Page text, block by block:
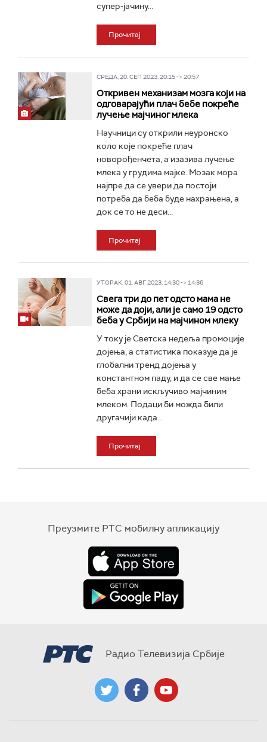
супер-јачину...
Прочитај
СРЕДА, 20. СЕП 2023, 20:15 -> 20:57
Откривен механизам мозга који на
одговарaјући плач бебе покреће
лучење мајчиног млека
Научници су открили неуронско
коло које покреће плач
новорођенчета, а изазива лучење
млека у грудима мајке. Мозак мора
најпре да се увери да постоји
потреба да беба буде нахрањена, а
док се то не деси...
Прочитај
УТОРАК, 01. АВГ 2023, 14:30 -> 14:36
Свега три до пет одсто мама не
може да доји, али је само 19 одсто
беба у Србији на мајчином млеку
У току је Светска недеља промоције
дојења, а статистика показује да је
глобални тренд дојења у
константном паду, и да се све мање
беба храни искључиво мајчиним
млеком. Подаци би можда били
другачији када...
Прочитај
Преузмите РТС мобилну апликацију
Радио Телевизија Србије